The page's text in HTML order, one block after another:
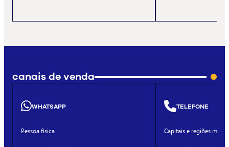
canais de venda
WHATSAPP
Pessoa física
TELEFONE
Capitais e regiões